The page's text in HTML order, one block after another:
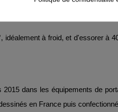
à froid, et d'essorer à
dans les équipements de
en France puis